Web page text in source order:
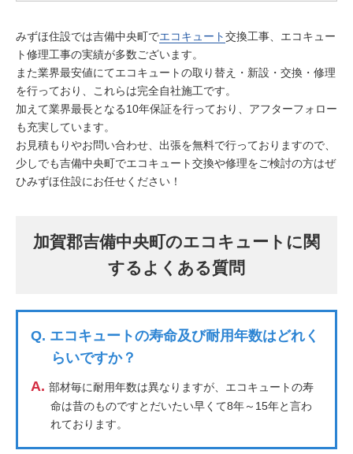
みずほ住設では吉備中央町でエコキュート交換工事、エコキュー
ト修理工事の実績が多数ございます。
また業界最安値にてエコキュートの取り替え・新設・交換・修理
を行っており、これらは完全自社施工です。
加えて業界最長となる10年保証を行っており、アフターフォロー
も充実しています。
お見積もりやお問い合わせ、出張を無料で行っておりますので、
少しでも吉備中央町でエコキュート交換や修理をご検討の方はぜ
ひみずほ住設にお任せください！
加賀郡吉備中央町のエコキュートに関
するよくある質問
Q. エコキュートの寿命及び耐用年数はどれく
らいですか？
A. 部材毎に耐用年数は異なりますが、エコキュートの寿
命は昔のものですとだいたい早くて8年～15年と言わ
れております。